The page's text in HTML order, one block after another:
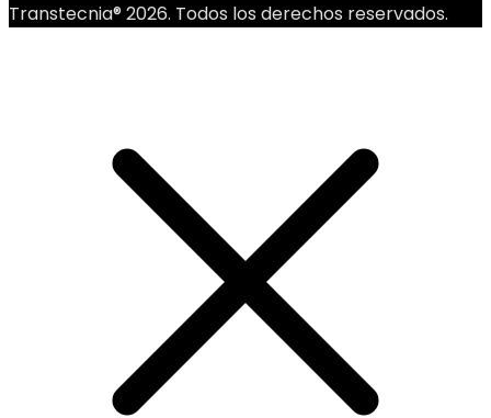
Transtecnia® 2026. Todos los derechos reservados.